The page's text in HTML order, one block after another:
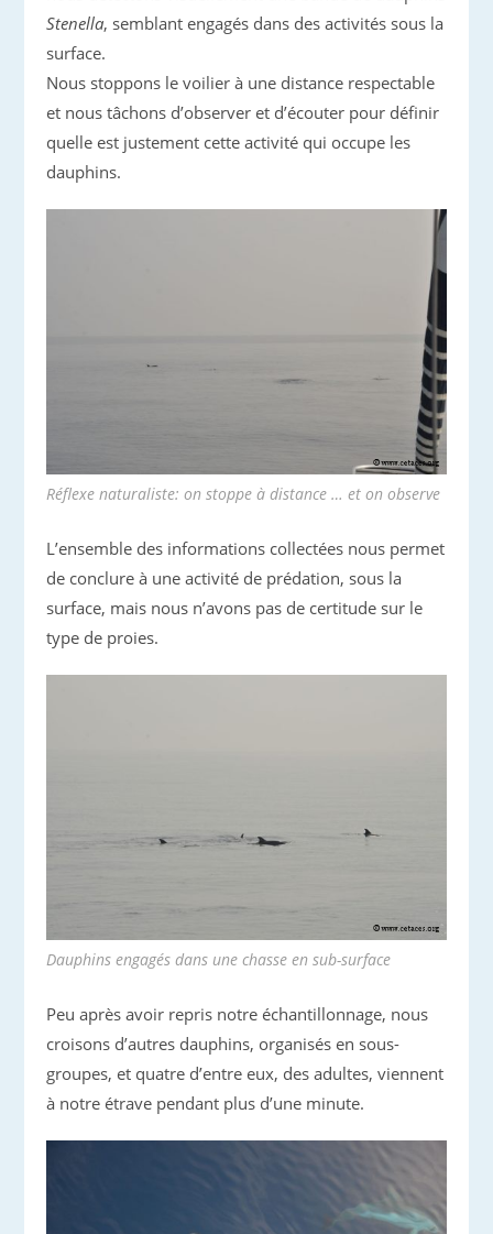
Stenella, semblant engagés dans des activités sous la
surface.
Nous stoppons le voilier à une distance respectable
et nous tâchons d’observer et d’écouter pour définir
quelle est justement cette activité qui occupe les
dauphins.
Réflexe naturaliste: on stoppe à distance … et on observe
L’ensemble des informations collectées nous permet
de conclure à une activité de prédation, sous la
surface, mais nous n’avons pas de certitude sur le
type de proies.
Dauphins engagés dans une chasse en sub-surface
Peu après avoir repris notre échantillonnage, nous
croisons d’autres dauphins, organisés en sous-
groupes, et quatre d’entre eux, des adultes, viennent
à notre étrave pendant plus d’une minute.